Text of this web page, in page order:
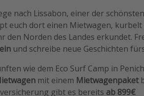
nach Lissabon, einer der
euch dort einen Mietwagen, kurbelt
den Norden des Landes erkundet.
und schreibe neue Geschichten
wie dem Eco Surf Camp in
mit einem Mietwagenpaket
gibt es bereits ab 899€